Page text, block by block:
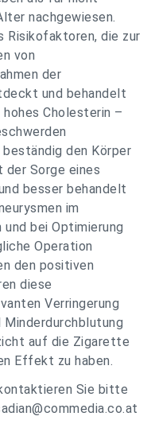
nachgewiesen.
Risikofaktoren, die zur
von
der
und behandelt
Cholesterin –
beständig den Körper
der Sorge eines
besser behandelt
im
bei Optimierung
Operation
den positiven
diese
Verringerung
auf die Zigarette
Effekt zu haben.
Sie bitte